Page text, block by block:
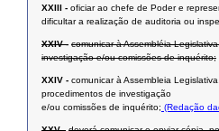
XXIII - oficiar ao chefe de Poder e
dificultar a realização de auditoria ou
XXIV - comunicar à Assembléia
investigação e/ou comissões de inquérito;
XXIV - comunicar à Assembleia
procedimentos de investigação
e/ou comissões de inquérito; (Redação